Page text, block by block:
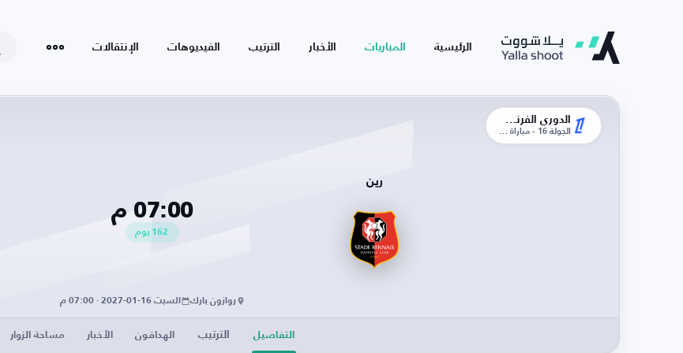
الرئيسية المباريات الأخبار الترتيب الفيديوهات الإنتقالات
الجولة 16 - مباراة الذهاب
رين
07:00 م
162 يوم
روازون بارك السبت 16-01-2027 · 07:00 م
التفاصيل الترتيب الهدافون الأخبار مساحة الزوار